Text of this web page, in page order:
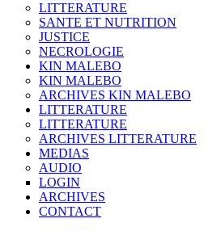
LITTERATURE
SANTE ET NUTRITION
JUSTICE
NECROLOGIE
KIN MALEBO
KIN MALEBO
ARCHIVES KIN MALEBO
LITTERATURE
LITTERATURE
ARCHIVES LITTERATURE
MEDIAS
AUDIO
LOGIN
ARCHIVES
CONTACT